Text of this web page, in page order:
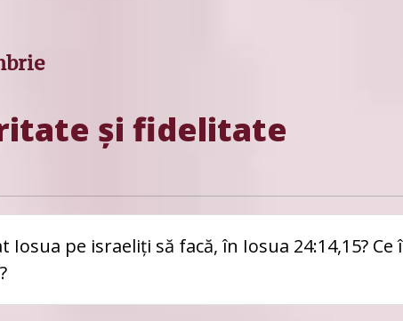
și fidelitate
Iosua pe israeliți să facă, în Iosua 24:14,15?